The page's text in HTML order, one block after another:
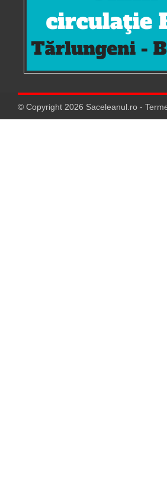
© Copyright 2026 Saceleanul.ro -